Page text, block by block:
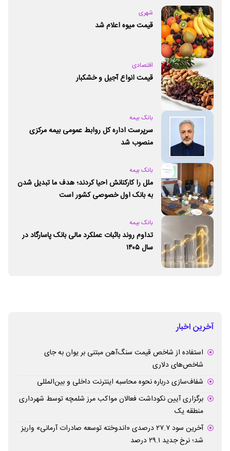
شهری
قیمت میوه اعلام شد
اقتصادی
قیمت انواع آجیل و خشکبار
بانک بیمه
سرپرست اداره کل روابط عمومی بیمه مرکزی
منصوب شد
بانک بیمه
ملل را کارکنانش احیا کردند؛ هدف ما تبدیل شدن
به بانک اول خصوصی کشور است
بانک بیمه
تداوم روند باثبات عملکرد مالی بانک پاسارگاد در
سال ۱۴۰۵
آخرین اخبار
استفاده از شاخص قیمت سنگ‌آهن مبتنی بر یوان به جای
شاخص‌های دلاری
شفاف‌سازی درباره نحوه محاسبه اینترنت داخلی و بین‌المللی
برگزاری آیین نکوداشت فعالان مواکب مرز شلمچه توسط شهرداری
منطقه یک
آخرین سود ۲۷.۷ درصدی «اندوخته توسعه صادرات آرمانی» واریز
شد؛ نرخ جدید ۲۹.۱ درصد